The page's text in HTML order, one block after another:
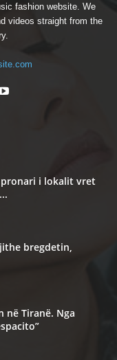
fashion website. We
videos straight from the
i lokalit vret
bregdetin,
në Tiranë. Nga